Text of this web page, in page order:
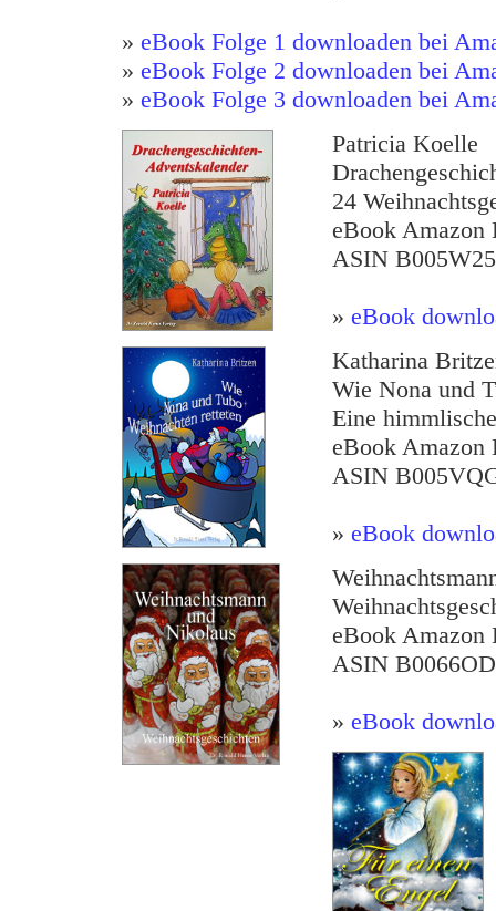
» eBook Folge 1 downloaden bei
» eBook Folge 2 downloaden bei
» eBook Folge 3 downloaden bei
Patricia Koelle
24
eBook
ASIN
» eBook
Katharina
Wie Nona und
Eine
eBook
ASIN
» eBook
eBook
ASIN
» eBook